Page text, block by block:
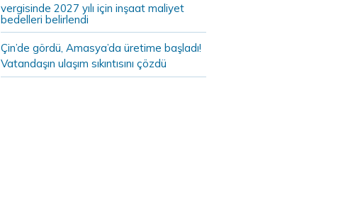
vergisinde 2027 yılı için inşaat maliyet
bedelleri belirlendi
Çin’de gördü, Amasya’da üretime başladı!
Vatandaşın ulaşım sıkıntısını çözdü